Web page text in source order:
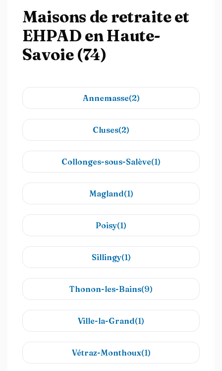
Maisons de retraite et
EHPAD en Haute-
Savoie (74)
Annemasse(2)
Cluses(2)
Collonges-sous-Salève(1)
Magland(1)
Poisy(1)
Sillingy(1)
Thonon-les-Bains(9)
Ville-la-Grand(1)
Vétraz-Monthoux(1)